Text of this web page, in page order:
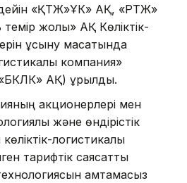
«ҚТЖ»ҰК» АҚ, «РТЖ»
жолы» АҚ Көліктік-
ұсыну мақсатында
компания»
АҚ) құрылды.
акционерлері мен
және өндірістік
логистикалық
тарифтік саясатты
қамтамасыз